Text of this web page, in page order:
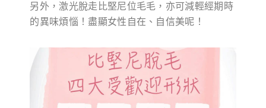
另外，激光脫走比堅尼位毛毛，亦可減輕經期時
的異味煩惱！盡顯女性自在、自信美呢！